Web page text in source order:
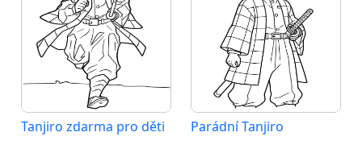
Tanjiro zdarma pro děti Parádní Tanjiro